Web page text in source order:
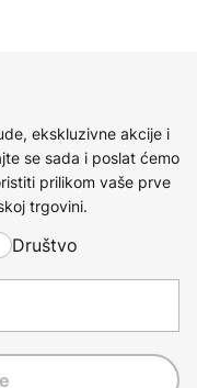
ekskluzivne akcije i
se sada i poslat ćemo
prilikom vaše prve
trgovini.
Društvo